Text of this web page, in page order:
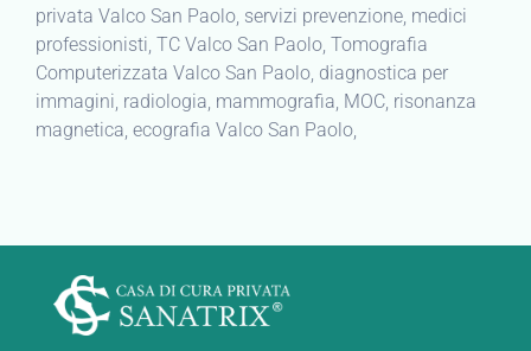
privata Valco San Paolo, servizi prevenzione, medici
professionisti, TC Valco San Paolo, Tomografia
Computerizzata Valco San Paolo, diagnostica per
immagini, radiologia, mammografia, MOC, risonanza
magnetica, ecografia Valco San Paolo,